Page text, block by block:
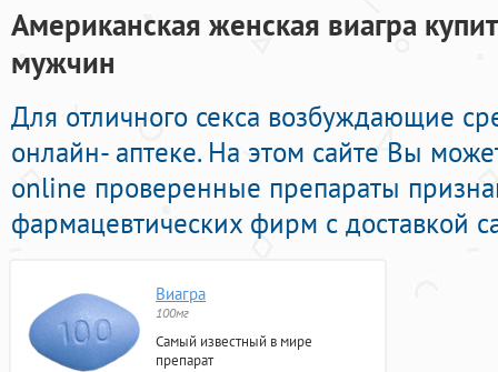
Американская женская виагра
мужчин
Для отличного секса возбуждающие
онлайн- аптеке. На этом сайте Вы
online проверенные препараты
фармацевтических фирм с доставкой
Виагра
100мг
Самый известный в мире
препарат